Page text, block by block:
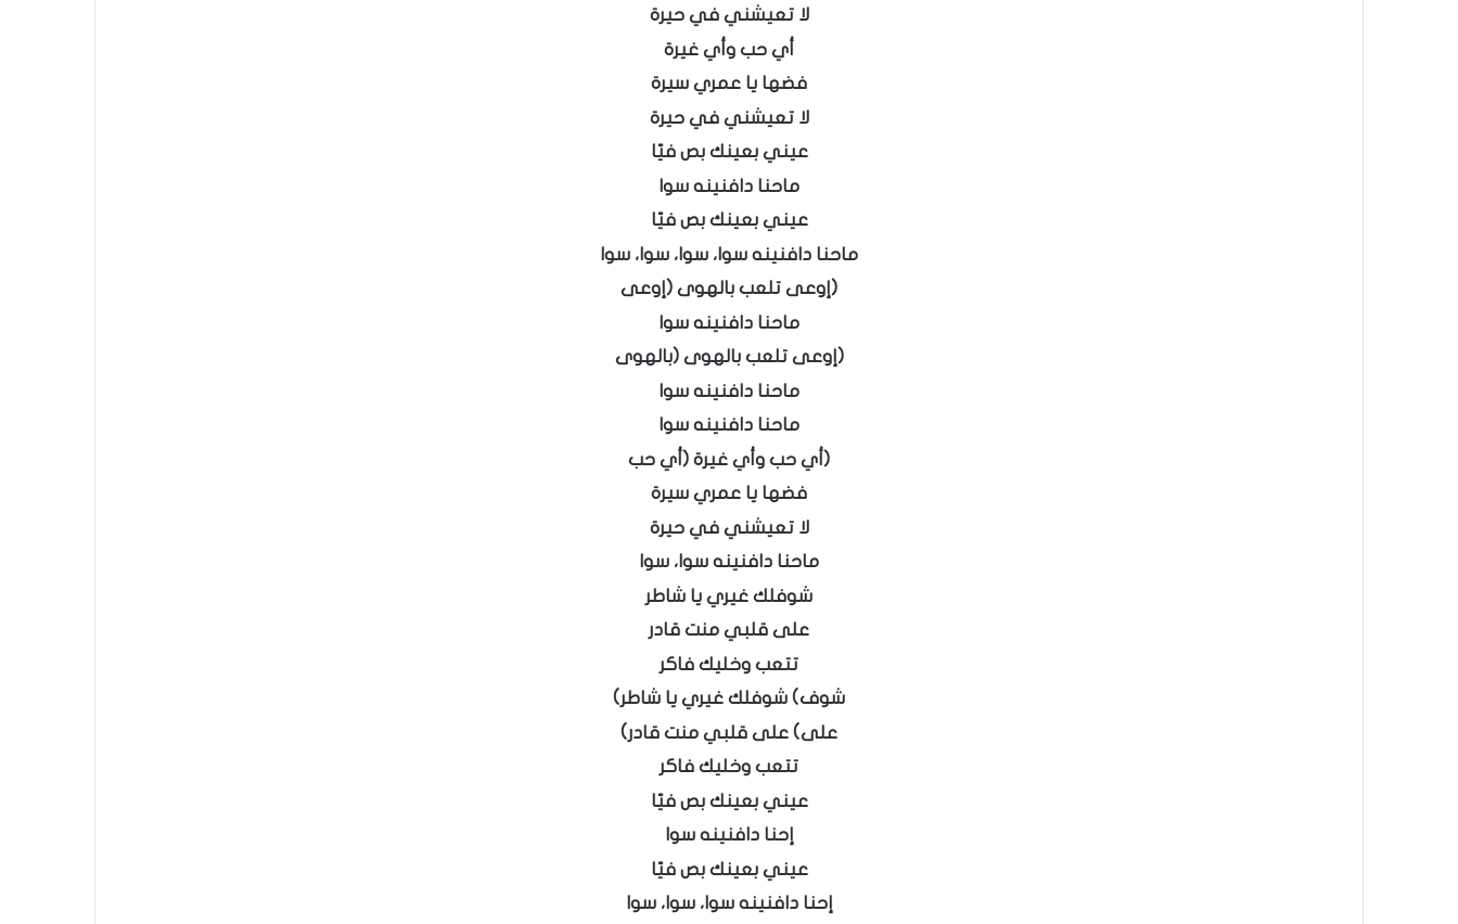
لا تعيشني في حيرة
أي حب وأي غيرة
فضها يا عمري سيرة
لا تعيشني في حيرة
عيني بعينك بص فيّا
ماحنا دافنينه سوا
عيني بعينك بص فيّا
ماحنا دافنينه سوا، سوا، سوا، سوا
(إوعى تلعب بالهوى (إوعى
ماحنا دافنينه سوا
(إوعى تلعب بالهوى (بالهوى
ماحنا دافنينه سوا
ماحنا دافنينه سوا
(أي حب وأي غيرة (أي حب
فضها يا عمري سيرة
لا تعيشني في حيرة
ماحنا دافنينه سوا، سوا
شوفلك غيري يا شاطر
على قلبي منت قادر
تتعب وخليك فاكر
شوف) شوفلك غيري يا شاطر)
على) على قلبي منت قادر)
تتعب وخليك فاكر
عيني بعينك بص فيّا
إحنا دافنينه سوا
عيني بعينك بص فيّا
إحنا دافنينه سوا، سوا، سوا